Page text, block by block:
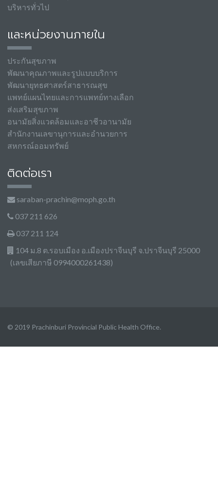
บริหารทั่วไป
และหน่วยงานภายใน
ประกันสุขภาพ
พัฒนาคุณภาพและรูปแบบบริการ
พัฒนายุทธศาสตร์สาธารณสุข
แพทย์แผนไทยและการแพทย์ทางเลือก
ส่งเสริมสุขภาพ
อนามัยสิ่งแวดล้อมและอาชีวอานามัย
สำนักงานเลขานุการและอำนวยการ
สหกรณ์ออมทรัพย์
ติดต่อเรา
saraban-prachin@moph.go.th
037 211 626
037 211 124
104 ม.8 ต.รอบเมือง อ.เมืองปราจีนบุรี จ.ปราจีนบุรี 25000
(เลขเสียภาษี 0994000261438)
© 2019 Prachinburi Provincial Public Health Office.